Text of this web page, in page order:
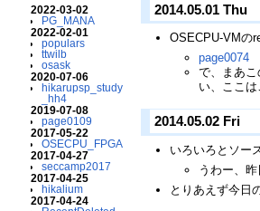
2022-03-02
PG_MANA
2022-02-01
populars
ttwilb
osask
2020-07-06
hikarupsp_study
_hh4
2019-07-08
page0109
2017-05-22
OSECPU_FPGA
2017-04-27
seccamp2017
2017-04-25
hikalium
2017-04-24
2014.05.01 Thu
OSECPU-VMの
page0074
で、まあ
い、ここ
2014.05.02 Fri
いろいろとソー
うわー、
とりあえず今日